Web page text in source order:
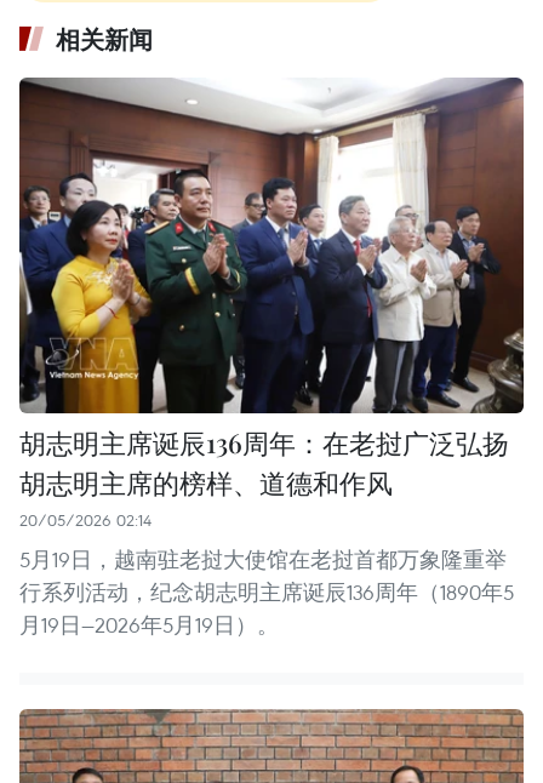
相关新闻
胡志明主席诞辰136周年：在老挝广泛弘扬
胡志明主席的榜样、道德和作风
20/05/2026 02:14
5月19日，越南驻老挝大使馆在老挝首都万象隆重举
行系列活动，纪念胡志明主席诞辰136周年（1890年5
月19日—2026年5月19日）。